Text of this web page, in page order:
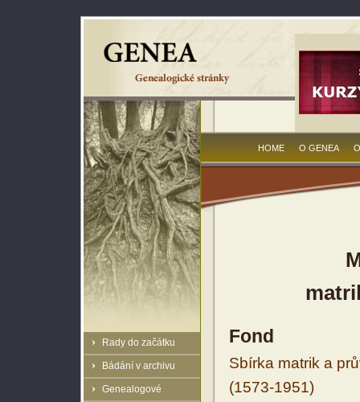
Rady do začátku
Bádání v archivu
Genealogové
HOME O GENEA
Fond
Sbírka matrik a
(1573-1951)